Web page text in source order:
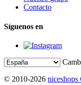
Contacto
Síguenos en
© 2010-2026 niceshops